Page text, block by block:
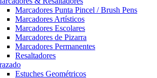
Marcadores Punta Pincel / Brush Pens
Marcadores Artísticos
Marcadores Escolares
Marcadores de Pizarra
Marcadores Permanentes
Resaltadores
Estuches Geométricos